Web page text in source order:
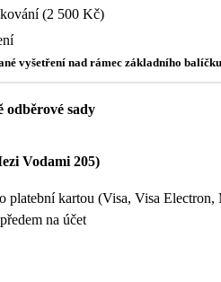
(2 500 Kč)
vyšetření nad rámec základního
odběrové sady
Vodami 205)
platební kartou (Visa, Visa Electron,
na účet